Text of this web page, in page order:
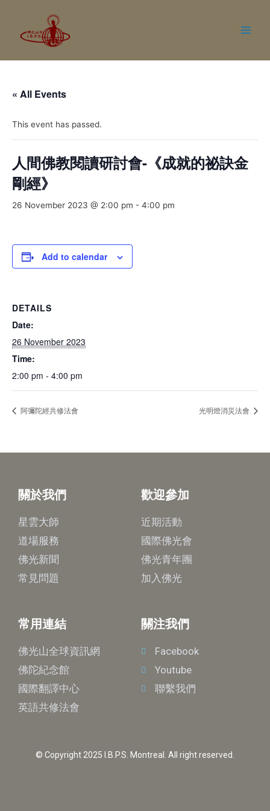
« All Events
This event has passed.
人間佛教閱讀研討會-《成就的祕訣金
剛經》
26 November 2023 @ 2:00 pm - 4:00 pm
Add to calendar
DETAILS
Date:
26 November 2023
Time:
2:00 pm - 4:00 pm
阿彌陀經共修法會 光明燈消災法會
關於我們
星雲大師
道場服務
佛光新聞
常見問題
歡迎參加
近期活動
國際佛光會
佛光青年團
加入佛光
常用連結
佛光山全球資訊網
佛陀紀念館
國際翻譯中心
英語共修法會
關注我們
Facebook
Youtube
聯繫我們
© Copyright 2025 I.B.P.S. Montreal. All right reserved.